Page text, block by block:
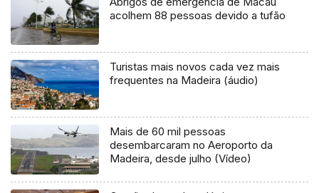
acolhem 88 pessoas devido a tufão
Turistas mais novos cada vez mais
frequentes na Madeira (áudio)
Mais de 60 mil pessoas
desembarcaram no Aeroporto da
Madeira, desde julho (Vídeo)